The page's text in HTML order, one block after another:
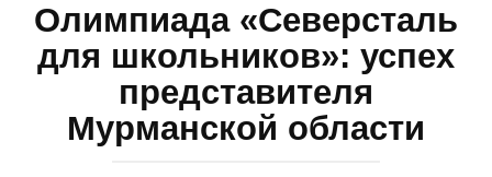
Олимпиада «Северсталь
для школьников»: успех
представителя
Мурманской области